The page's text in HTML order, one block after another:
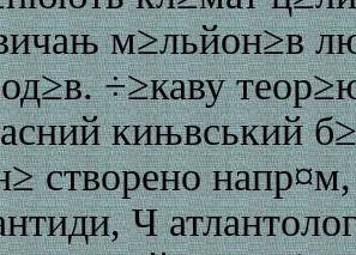
м≥льйон≥в
÷≥каву
кињвський
створено
Ч